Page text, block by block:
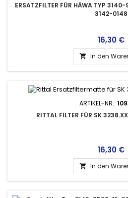
ERSATZFILTER FÜR HÄWA TYP
3142-0148
Preis
16,30 €
 In den
ARTIKEL-NR.:
RITTAL FILTER FÜR SK
Preis
16,30 €
 In den